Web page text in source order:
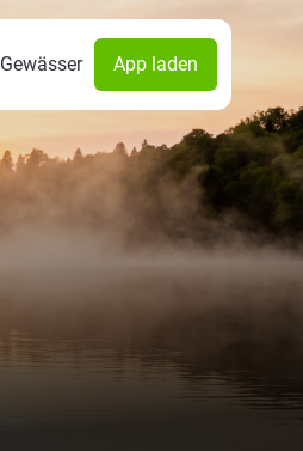
Gewässer App laden